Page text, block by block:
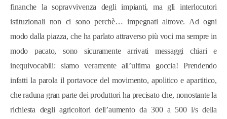
finanche la sopravvivenza degli impianti, ma gli interlocutori
istituzionali non ci sono perchè… impegnati altrove. Ad ogni
modo dalla piazza, che ha parlato attraverso più voci ma sempre in
modo pacato, sono sicuramente arrivati messaggi chiari e
inequivocabili: siamo veramente all’ultima goccia! Prendendo
infatti la parola il portavoce del movimento, apolitico e apartitico,
che raduna gran parte dei produttori ha precisato che, nonostante la
richiesta degli agricoltori dell’aumento da 300 a 500 l/s della